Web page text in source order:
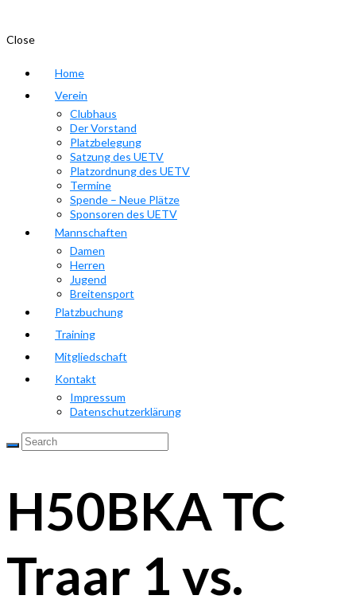
Close
Home
Verein
Clubhaus
Der Vorstand
Platzbelegung
Satzung des UETV
Platzordnung des UETV
Termine
Spende – Neue Plätze
Sponsoren des UETV
Mannschaften
Damen
Herren
Jugend
Breitensport
Platzbuchung
Training
Mitgliedschaft
Kontakt
Impressum
Datenschutzerklärung
H50BKA TC
Traar 1 vs.